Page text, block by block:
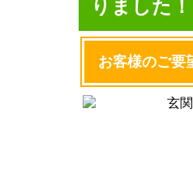
りました！
お客様のご要